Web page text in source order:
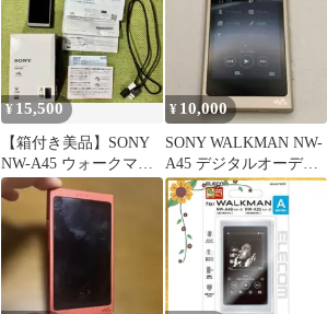
¥ 15,500
【箱付き美品】SONY
NW-A45 ウォークマン
Aシリーズ 16GB
¥ 10,000
SONY WALKMAN NW-
A45 デジタルオーディ
オプレーヤー本体